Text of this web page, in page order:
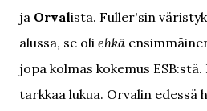
ja Orvalista. Fuller'sin
alussa, se oli ehkä
jopa kolmas kokemus
tarkkaa lukua. Orvalin edessä